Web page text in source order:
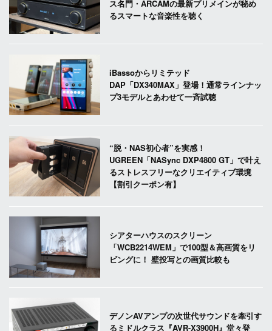
ス名門・ARCAMの最新プリメインが秘め
るスマートな音楽性を聴く
iBassoからリミテッド
DAP「DX340MAX」登場！通常ラインナッ
プ3モデルとあわせて一斉試聴
“脱・NAS初心者”を実感！
UGREEN「NASync DXP4800 GT」で叶え
るストレスフリーなクリエイティブ環境
【割引クーポン有】
シアターハウスのスクリーン
「WCB2214WEM」で100型＆高画質をリ
ビングに！ 壁投写との画質比較も
デノンAVアンプの次世代サウンドを牽引す
るミドルクラス『AVR-X3900H』堂々登